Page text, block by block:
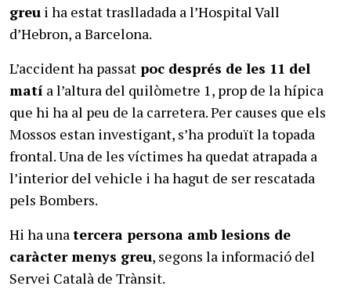
greu i ha estat traslladada a l’Hospital Vall
d’Hebron, a Barcelona.
L’accident ha passat poc després de les 11 del
matí a l’altura del quilòmetre 1, prop de la hípica
que hi ha al peu de la carretera. Per causes que els
Mossos estan investigant, s’ha produït la topada
frontal. Una de les víctimes ha quedat atrapada a
l’interior del vehicle i ha hagut de ser rescatada
pels Bombers.
Hi ha unatercera persona amb lesions de
caràcter menys greu, segons la informació del
Servei Català de Trànsit.